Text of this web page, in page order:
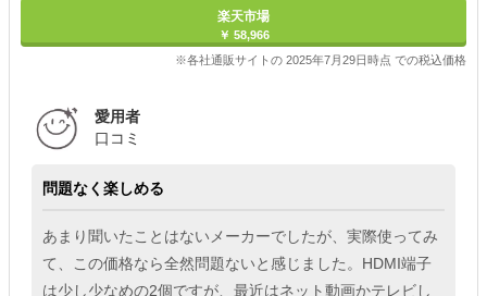
楽天市場
￥ 58,966
※各社通販サイトの 2025年7月29日時点 での税込価格
愛用者
口コミ
問題なく楽しめる
あまり聞いたことはないメーカーでしたが、実際使ってみ
て、この価格なら全然問題ないと感じました。HDMI端子
は少し少なめの2個ですが、最近はネット動画かテレビし